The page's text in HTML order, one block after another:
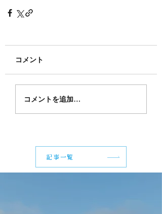
コメント
コメントを追加…
記事一覧